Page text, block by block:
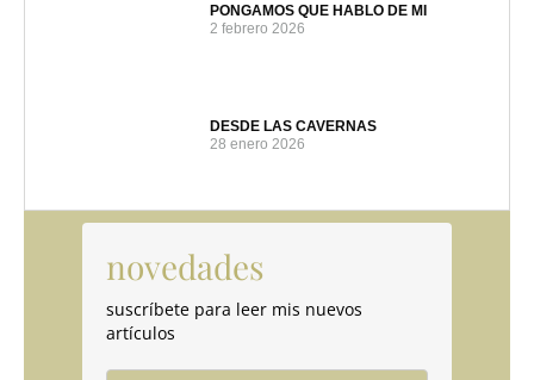
PONGAMOS QUE HABLO DE MI
2 febrero 2026
DESDE LAS CAVERNAS
28 enero 2026
novedades
suscríbete para leer mis nuevos
artículos